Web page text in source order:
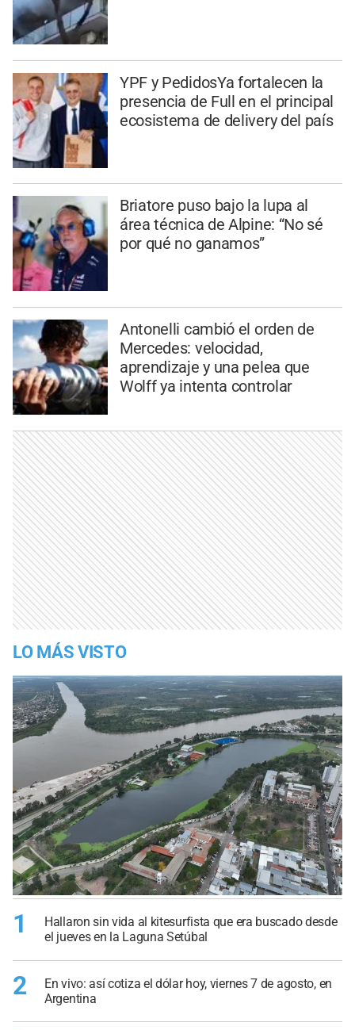
YPF y PedidosYa fortalecen la
presencia de Full en el principal
ecosistema de delivery del país
Briatore puso bajo la lupa al
área técnica de Alpine: “No sé
por qué no ganamos”
Antonelli cambió el orden de
Mercedes: velocidad,
aprendizaje y una pelea que
Wolff ya intenta controlar
LO MÁS VISTO
1
Hallaron sin vida al kitesurfista que era buscado desde
el jueves en la Laguna Setúbal
2
En vivo: así cotiza el dólar hoy, viernes 7 de agosto, en
Argentina